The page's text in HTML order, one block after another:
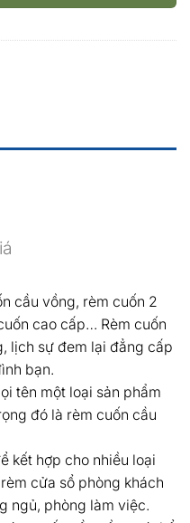
cầu vồng, rèm cuốn 2
cao cấp… Rèm cuốn
lịch sự đem lại đẳng cấp
bạn.
tên một loại sản phẩm
đó là rèm cuốn cầu
kết hợp cho nhiều loại
cửa sổ phòng khách
ngủ, phòng làm việc.